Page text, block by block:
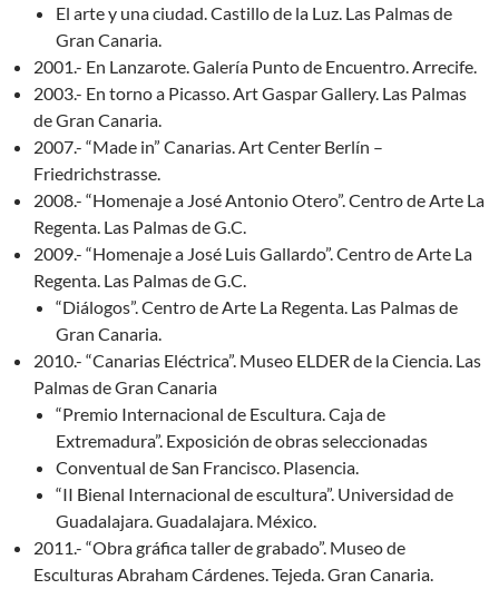
El arte y una ciudad. Castillo de la Luz. Las Palmas de
Gran Canaria.
2001.- En Lanzarote. Galería Punto de Encuentro. Arrecife.
2003.- En torno a Picasso. Art Gaspar Gallery. Las Palmas
de Gran Canaria.
2007.- “Made in” Canarias. Art Center Berlín –
Friedrichstrasse.
2008.- “Homenaje a José Antonio Otero”. Centro de Arte La
Regenta. Las Palmas de G.C.
2009.- “Homenaje a José Luis Gallardo”. Centro de Arte La
Regenta. Las Palmas de G.C.
“Diálogos”. Centro de Arte La Regenta. Las Palmas de
Gran Canaria.
2010.- “Canarias Eléctrica”. Museo ELDER de la Ciencia. Las
Palmas de Gran Canaria
“Premio Internacional de Escultura. Caja de
Extremadura”. Exposición de obras seleccionadas
Conventual de San Francisco. Plasencia.
“II Bienal Internacional de escultura”. Universidad de
Guadalajara. Guadalajara. México.
2011.- “Obra gráfica taller de grabado”. Museo de
Esculturas Abraham Cárdenes. Tejeda. Gran Canaria.